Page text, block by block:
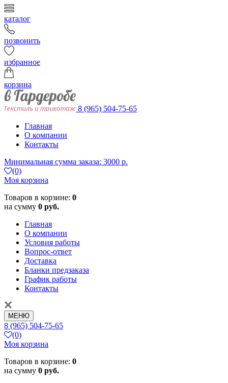
каталог
позвонить
избранное
корзина
8 (965) 504-75-65
Главная
О компании
Контакты
Минимальная сумма заказа: 3000 р.
(0)
Моя корзина
Товаров в корзине: 0
на сумму 0 руб.
Главная
О компании
Условия работы
Вопрос-ответ
Доставка
Бланки предзаказа
График работы
Контакты
МЕНЮ
8 (965) 504-75-65
(0)
Моя корзина
Товаров в корзине: 0
на сумму 0 руб.